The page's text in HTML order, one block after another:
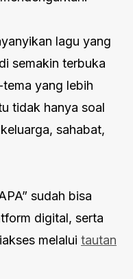
lagu yang
semakin terbuka
yang lebih
tidak hanya soal
sahabat,
sudah bisa
digital, serta
melalui tautan